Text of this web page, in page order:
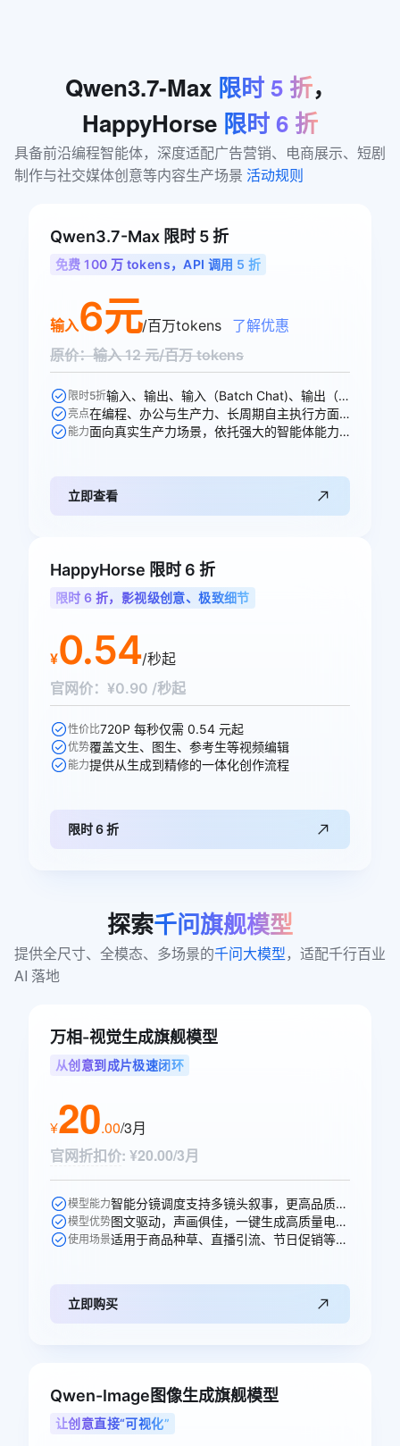
Qwen3.7-Max 限时 5 折，
HappyHorse 限时 6 折
具备前沿编程智能体，深度适配广告营销、电商展示、短剧
制作与社交媒体创意等内容生产场景 活动规则
Qwen3.7-Max 限时 5 折
免费 100 万 tokens，API 调用 5 折
输入6元/百万tokens
了解优惠
原价：输入 12 元/百万 tokens
限时5折 输入、输出、输入（Batch Chat)、输出（Batch Chat)、显式缓存创建、显式缓存命中 6 个模型计费价格可参与活动
亮点 在编程、办公与生产力、长周期自主执行方面均能出色胜任各项任务
能力 面向真实生产力场景，依托强大的智能体能力，全面重塑专业工作流
立即查看
HappyHorse 限时 6 折
限时 6 折，影视级创意、极致细节
¥0.54/秒起
官网价：¥0.90 /秒起
性价比720P 每秒仅需 0.54 元起
优势覆盖文生、图生、参考生等视频编辑
能力提供从生成到精修的一体化创作流程
限时 6 折
探索千问旗舰模型
提供全尺寸、全模态、多场景的千问大模型，适配千行百业
AI 落地
万相-视觉生成旗舰模型
从创意到成片极速闭环
¥20.00/3月
官网折扣价: ¥20.00/3月
模型能力 智能分镜调度支持多镜头叙事，更高品质的声音生成，多人稳定对话。
模型优势 图文驱动，声画俱佳，一键生成高质量电商、广告场景视频。
使用场景 适用于商品种草、直播引流、节日促销等电商、广告、短剧视频创作场景。
立即购买
Qwen-Image图像生成旗舰模型
让创意直接“可视化”